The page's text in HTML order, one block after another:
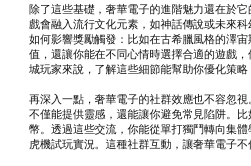
除了這些基礎，奢華電子的進階魅力還在於
戲會融入流行文化元素，如神話傳說或未來
如何影響獎勵觸發：比如在古希臘風格的澤
值，還讓你能在不同心情時選擇合適的遊戲
城玩家來說，了解這些細節能幫助你優化策
再深入一點，奢華電子的社群效應也不容忽
不僅能提供靈感，還能讓你避免常見陷阱。
幣。透過這些交流，你能從單打獨鬥轉向集
虎機試玩實況。這種社群互動，讓奢華電子